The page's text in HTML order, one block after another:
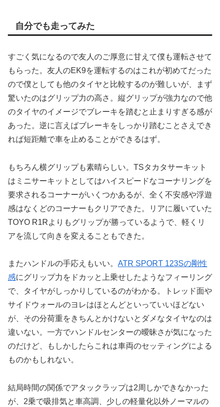
自分でも走ってみた
すごく気になるので友人のご厚意に甘えて僕も運転させて
もらった。友人のEK9を運転するのはこれが初めてだった
ので僕としても他のタイヤと比較するのが難しいが、まず
驚いたのはグリップ力の高さ。縦グリップが強力なので他
のタイヤのイメージでブレーキを踏むと止まりすぎる感が
あった。逆に言えばブレーキをしっかり踏むことさえでき
れば短距離で車を止めることができるはず。
もちろん横グリップも素晴らしい。TSタカタサーキット
はミニサーキットとしてはハイスピードなコーナリングを
要求されるコーナーがいくつかあるが、全く不安感や浮遊
感はなくどのコーナーもクリアできた。リアに履いていた
TOYO R1Rよりもグリップが勝っているようで、軽くリ
アを流して向きを変えることもできた。
またハンドルの手応えもいい。 ATR SPORT 123Sの剛性
感にグリップ力をドカッと上乗せしたようなフィーリング
で、タイヤがしっかりしているのがわかる。トレッド面や
サイドウォールのヨレはほとんどといっていいほどない
が、その分荷重をきちんとかけないとダメなタイヤなのは
違いない。一方でハンドルセンターの曖昧さが気になった
のだけど、もしかしたらこれは車両のセッティングによる
ものかもしれない。
結局時間の関係でアタックラップは2周しかできなかった
が、2乗で吸排気と車高調、少しの軽量化以外ノーマルの